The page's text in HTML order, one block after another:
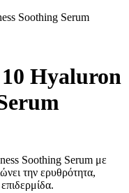
Hyaluron
Soothing Serum με
την ερυθρότητα,